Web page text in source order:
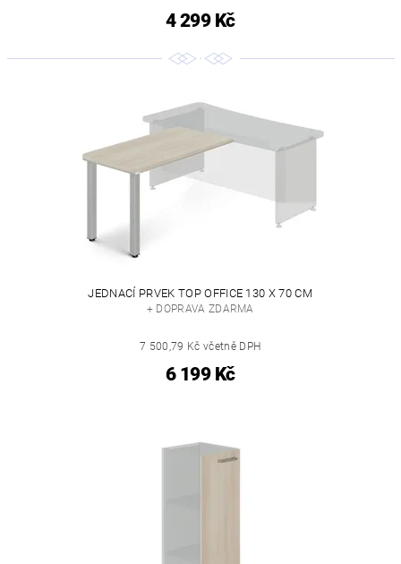
4 299 Kč
JEDNACÍ PRVEK TOP OFFICE 130 X 70 CM
+ DOPRAVA ZDARMA
7 500,79 Kč včetně DPH
6 199 Kč